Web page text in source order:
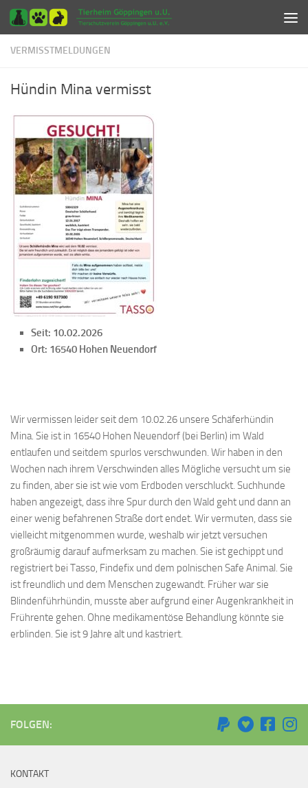
Zum Inhalt springen
VERMISSTMELDUNGEN
Hündin Mina vermisst
Seit: 10.02.2026
Ort: 16540 Hohen Neuendorf
Wir vermissen leider seit dem 10.02.26 unsere Schäferhündin
Mina. Sie ist in 16540 Hohen Neuendorf (bei Berlin) im Wald
entlaufen und seitdem spurlos verschwunden. Wir haben in den
Wochen nach ihrem Verschwinden alles Mögliche versucht um sie
zu finden, aber sie ist wie vom Erdboden verschluckt. Suchhunde
haben angezeigt, dass ihre Spur durch den Wald geht und dann an
einer wenig befahrenen Straße dort endet. Wir vermuten, dass sie
vielleicht mitgenommen wurde, weshalb wir jetzt versuchen
großräumig darauf aufmerksam zu machen. Sie ist gechippt und
registriert bei Tasso, Findefix und dem polnischen Safe Animal. Sie
ist freundlich und dem Menschen zugewandt. Früher war sie
Blindenführhündin, musste aber aufgrund einer Augenkrankheit in
Frührente gehen. Ohne medikamentöse Behandlung könnte sie
erblinden. Sie ist 9 Jahre alt und kastriert.
FOLGEN:
KONTAKT